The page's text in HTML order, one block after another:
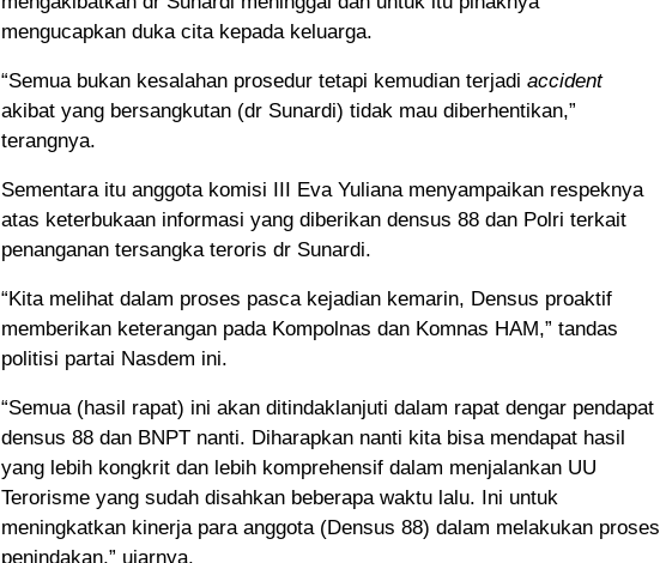
mengucapkan duka cita kepada keluarga.
“Semua bukan kesalahan prosedur tetapi kemudian terjadi accident
akibat yang bersangkutan (dr Sunardi) tidak mau diberhentikan,”
terangnya.
Sementara itu anggota komisi III Eva Yuliana menyampaikan respeknya
atas keterbukaan informasi yang diberikan densus 88 dan Polri terkait
penanganan tersangka teroris dr Sunardi.
“Kita melihat dalam proses pasca kejadian kemarin, Densus proaktif
memberikan keterangan pada Kompolnas dan Komnas HAM,” tandas
politisi partai Nasdem ini.
“Semua (hasil rapat) ini akan ditindaklanjuti dalam rapat dengar pendapat
densus 88 dan BNPT nanti. Diharapkan nanti kita bisa mendapat hasil
yang lebih kongkrit dan lebih komprehensif dalam menjalankan UU
Terorisme yang sudah disahkan beberapa waktu lalu. Ini untuk
meningkatkan kinerja para anggota (Densus 88) dalam melakukan proses
penindakan,” ujarnya.